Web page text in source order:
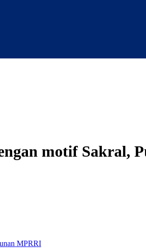
motif Sakral,